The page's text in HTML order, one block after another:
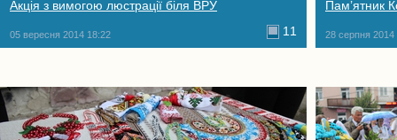
Акція з вимогою люстрації біля ВРУ
05 вересня 2014 18:22 11
Пам’ятник
28 серпня 2014